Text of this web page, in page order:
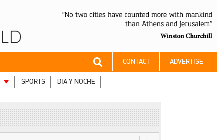
CONTACT ADVERTISE
SPORTS DIA Y NOCHE